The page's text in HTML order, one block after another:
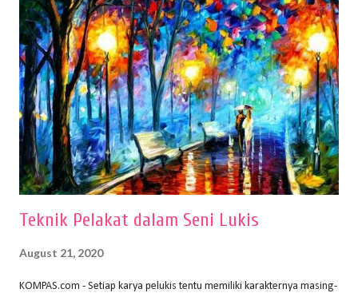
menggambar bentuk: 1. Kertas Gambar Kegiatan menggambar
membutuhkan kertas yang baik agar proses pembuatan gambar lebih
nyaman dan maksimal. Bahan kertas yang baik salah satu syaratnya
adalah tidak mudah sobek, mengingat menggambar merupakan
proses menggores dan menghapus. Kertas adalah bahan yang paling
ideal digunakan untuk menggambar. Dalam menggambar
menggunakan pen...
Teknik Pelakat dalam Seni Lukis
August 21, 2020
KOMPAS.com - Setiap karya pelukis tentu memiliki karakternya masing-